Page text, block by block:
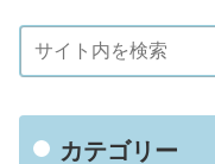
カテゴリー